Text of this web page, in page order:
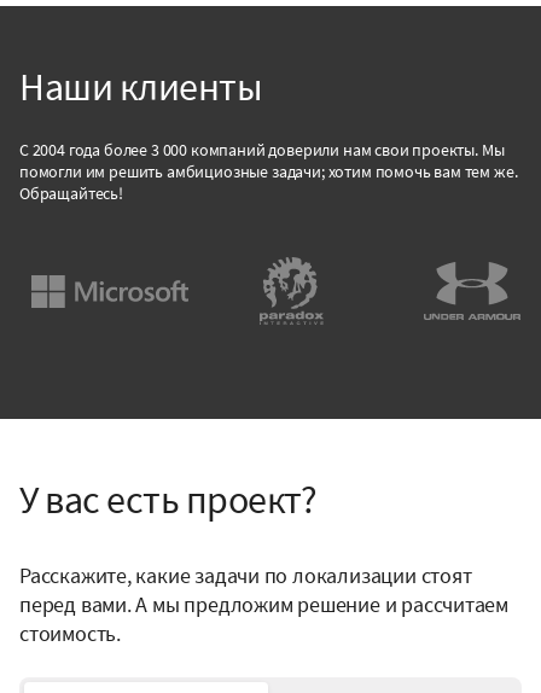
Наши клиенты
С 2004 года более 3 000 компаний доверили нам свои проекты. Мы
помогли им решить амбициозные задачи; хотим помочь вам тем же.
Обращайтесь!
У вас есть проект?
Расскажите, какие задачи по локализации стоят
перед вами. А мы предложим решение и рассчитаем
стоимость.